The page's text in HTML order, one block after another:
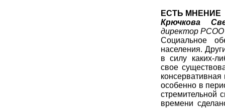
ЕСТЬ МНЕНИЕ
Крючкова
директор
Социальное
населения.
в силу каких-
свое
особенно в
стремительной
времени